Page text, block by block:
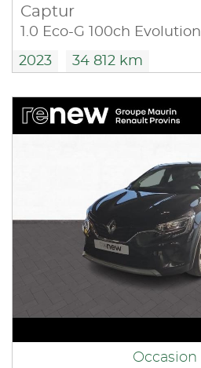
Captur
1.0 Eco-G 100ch Evolution
2023 34 812 km
Occasion